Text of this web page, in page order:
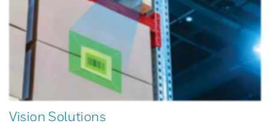
Vision Solutions